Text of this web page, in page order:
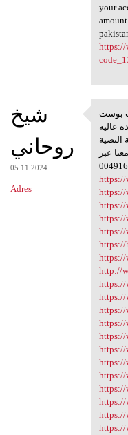
your
https://
شيخ
روحاني
05.11.2024
Adres
بوست
بوست
النصية
عبر
https://
https://
https://
https://
https://
https://
https://
http://
https://
https://
https://
https://
https://
https://
https://
https://
https://
https://
https://
https://